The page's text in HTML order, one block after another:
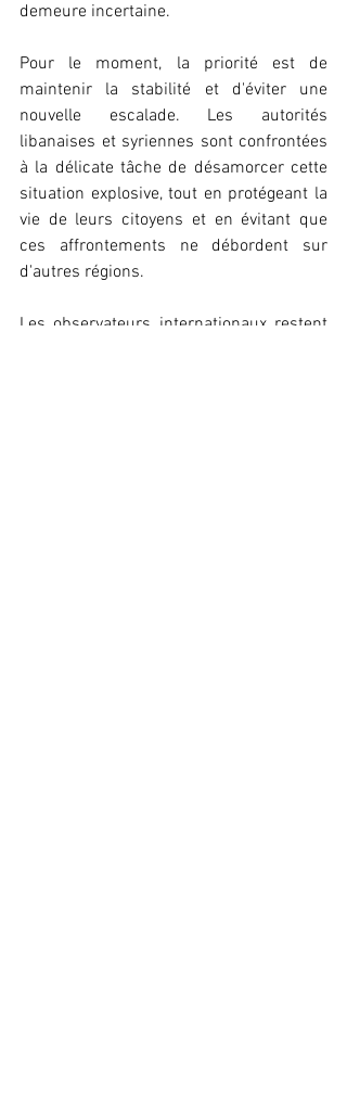
demeure incertaine.
Pour le moment, la priorité est de
maintenir la stabilité et d'éviter une
nouvelle escalade. Les autorités
libanaises et syriennes sont confrontées
à la délicate tâche de désamorcer cette
situation explosive, tout en protégeant la
vie de leurs citoyens et en évitant que
ces affrontements ne débordent sur
d'autres régions.
Les observateurs internationaux restent